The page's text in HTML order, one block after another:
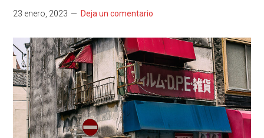
23 enero, 2023 Deja un comentario